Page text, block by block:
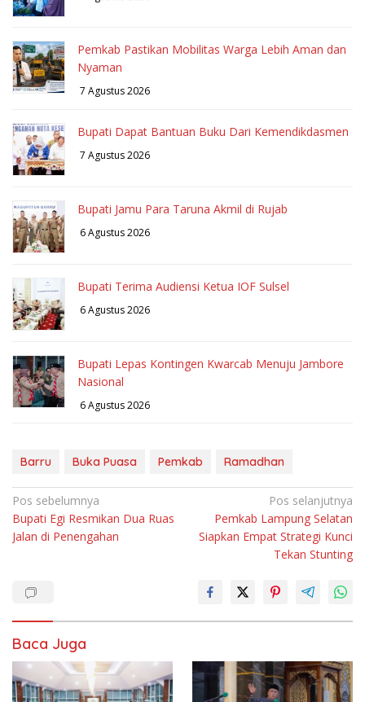
Pemkab Pastikan Mobilitas Warga Lebih Aman dan
Nyaman
7 Agustus 2026
Bupati Dapat Bantuan Buku Dari Kemendikdasmen
7 Agustus 2026
Bupati Jamu Para Taruna Akmil di Rujab
6 Agustus 2026
Bupati Terima Audiensi Ketua IOF Sulsel
6 Agustus 2026
Bupati Lepas Kontingen Kwarcab Menuju Jambore
Nasional
6 Agustus 2026
Barru Buka Puasa Pemkab Ramadhan
Navigasi
pos
Pos sebelumnya
Bupati Egi Resmikan Dua Ruas
Jalan di Penengahan
Pos selanjutnya
Pemkab Lampung Selatan
Siapkan Empat Strategi Kunci
Tekan Stunting
Baca Juga